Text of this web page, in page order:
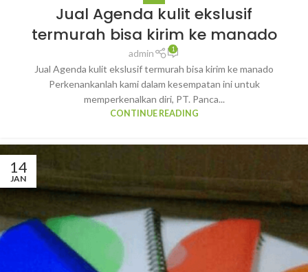
Jual Agenda kulit ekslusif
termurah bisa kirim ke manado
admin 1
Jual Agenda kulit ekslusif termurah bisa kirim ke manado
Perkenankanlah kami dalam kesempatan ini untuk
memperkenalkan diri, PT. Panca...
CONTINUE READING
14
JAN